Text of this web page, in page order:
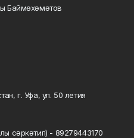
Баймөхәмәтов
г. Уфа, ул. 50 летия
сәркәтип) - 89279443170